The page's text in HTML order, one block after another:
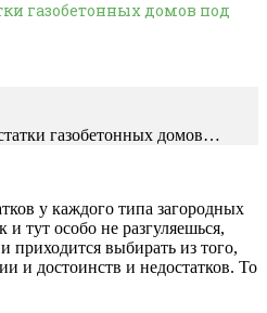
газобетонных домов под
газобетонных домов…
у каждого типа загородных
тут особо не разгуляешься,
приходится выбирать из того,
и достоинств и недостатков. То